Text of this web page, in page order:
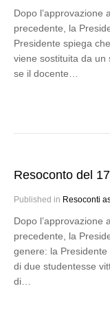
Dopo l’approvazione
precedente, la
Presidente spiega
viene sostituita da un
se il docente…
Resoconto del
Published in Resoconti
Dopo l’approvazione
precedente, la
genere: la
di due studentesse
di…